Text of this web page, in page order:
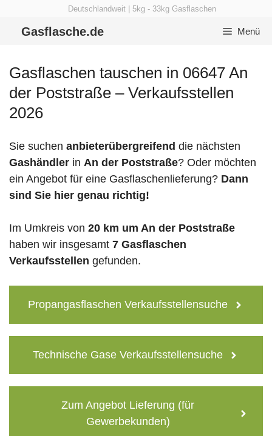
Deutschlandweit | 5kg - 33kg Gasflaschen
Gasflasche.de Menü
Gasflaschen tauschen in 06647 An
der Poststraße – Verkaufsstellen
2026
Sie suchen anbieterübergreifend die nächsten
Gashändler in An der Poststraße? Oder möchten
ein Angebot für eine Gasflaschenlieferung? Dann
sind Sie hier genau richtig!
Im Umkreis von 20 km um An der Poststraße
haben wir insgesamt 7 Gasflaschen
Verkaufsstellen gefunden.
Propangasflaschen Verkaufsstellensuche
Technische Gase Verkaufsstellensuche
Zum Angebot Lieferung (für
Gewerbekunden)